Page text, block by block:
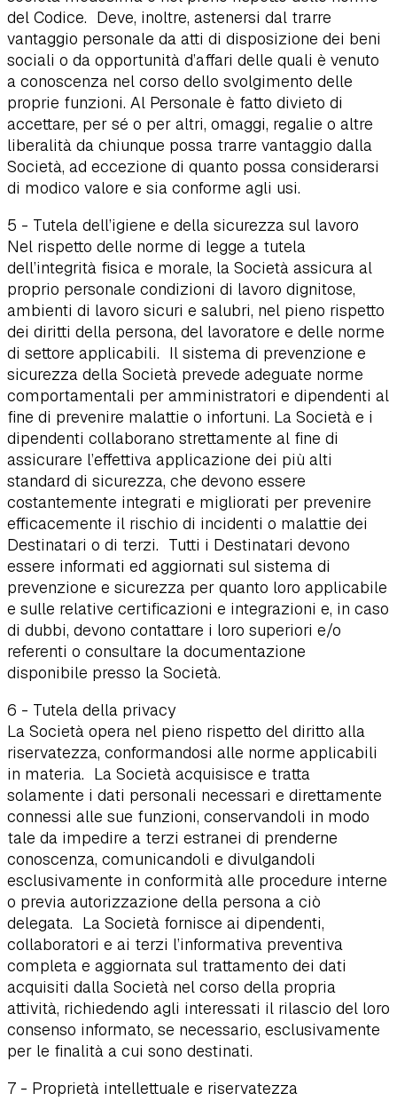
del Codice. Deve, inoltre, astenersi dal trarre
vantaggio personale da atti di disposizione dei beni
sociali o da opportunità d’affari delle quali è venuto
a conoscenza nel corso dello svolgimento delle
proprie funzioni. Al Personale è fatto divieto di
accettare, per sé o per altri, omaggi, regalie o altre
liberalità da chiunque possa trarre vantaggio dalla
Società, ad eccezione di quanto possa considerarsi
di modico valore e sia conforme agli usi.
5 - Tutela dell’igiene e della sicurezza sul lavoro
Nel rispetto delle norme di legge a tutela
dell’integrità fisica e morale, la Società assicura al
proprio personale condizioni di lavoro dignitose,
ambienti di lavoro sicuri e salubri, nel pieno rispetto
dei diritti della persona, del lavoratore e delle norme
di settore applicabili. Il sistema di prevenzione e
sicurezza della Società prevede adeguate norme
comportamentali per amministratori e dipendenti al
fine di prevenire malattie o infortuni. La Società e i
dipendenti collaborano strettamente al fine di
assicurare l’effettiva applicazione dei più alti
standard di sicurezza, che devono essere
costantemente integrati e migliorati per prevenire
efficacemente il rischio di incidenti o malattie dei
Destinatari o di terzi. Tutti i Destinatari devono
essere informati ed aggiornati sul sistema di
prevenzione e sicurezza per quanto loro applicabile
e sulle relative certificazioni e integrazioni e, in caso
di dubbi, devono contattare i loro superiori e/o
referenti o consultare la documentazione
disponibile presso la Società.
6 - Tutela della privacy
La Società opera nel pieno rispetto del diritto alla
riservatezza, conformandosi alle norme applicabili
in materia. La Società acquisisce e tratta
solamente i dati personali necessari e direttamente
connessi alle sue funzioni, conservandoli in modo
tale da impedire a terzi estranei di prenderne
conoscenza, comunicandoli e divulgandoli
esclusivamente in conformità alle procedure interne
o previa autorizzazione della persona a ciò
delegata. La Società fornisce ai dipendenti,
collaboratori e ai terzi l’informativa preventiva
completa e aggiornata sul trattamento dei dati
acquisiti dalla Società nel corso della propria
attività, richiedendo agli interessati il rilascio del loro
consenso informato, se necessario, esclusivamente
per le finalità a cui sono destinati.
7 - Proprietà intellettuale e riservatezza